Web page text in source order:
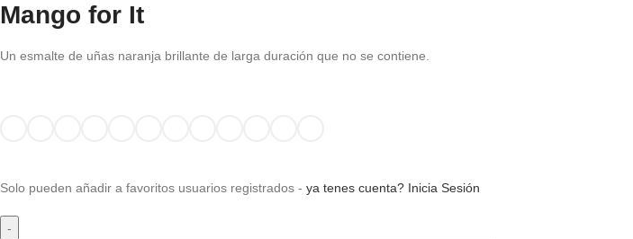
Mango for It
Un esmalte de uñas naranja brillante de larga duración que no se contiene.
Solo pueden añadir a favoritos usuarios registrados - ya tenes cuenta? Inicia Sesión